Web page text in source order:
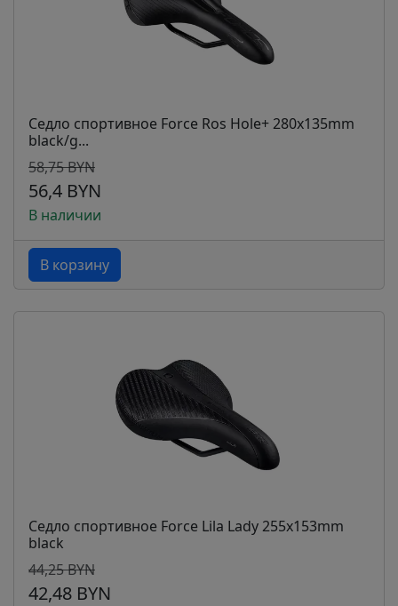
Седло спортивное Force Ros Hole+ 280x135mm
black/g...
58,75 BYN
56,4 BYN
В наличии
В корзину
Седло спортивное Force Lila Lady 255x153mm
black
44,25 BYN
42,48 BYN